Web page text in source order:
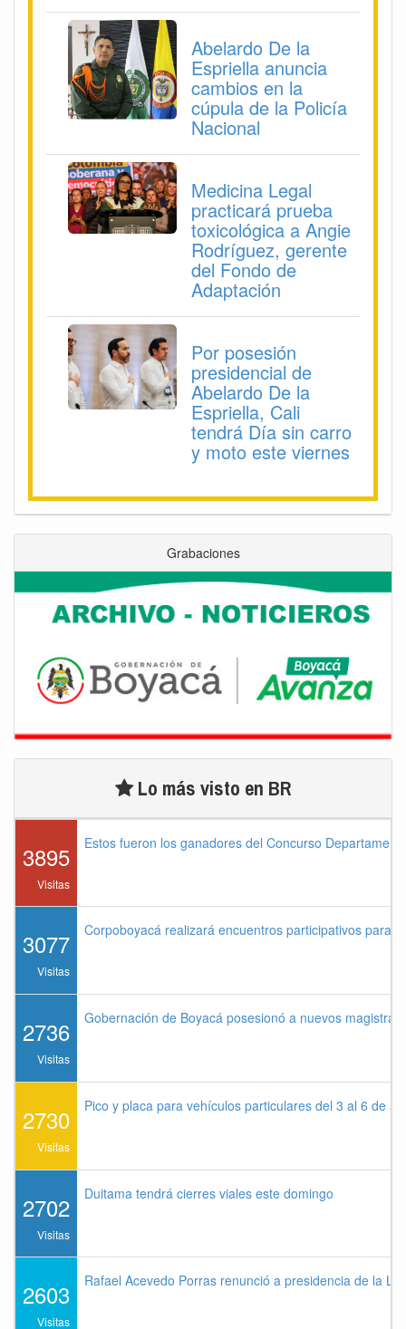
Abelardo De la
Espriella anuncia
cambios en la
cúpula de la Policía
Nacional
Medicina Legal
practicará prueba
toxicológica a Angie
Rodríguez, gerente
del Fondo de
Adaptación
Por posesión
presidencial de
Abelardo De la
Espriella, Cali
tendrá Día sin carro
y moto este viernes
Grabaciones
Lo más visto en BR
3895
Visitas
Estos fueron los ganadores del Concurso
3077
Visitas
Corpoboyacá realizará encuentros participativos para
2736
Visitas
Gobernación de Boyacá posesionó a nuevos
2730
Visitas
Pico y placa para vehículos particulares del 3 al 6 de
2702
Visitas
Duitama tendrá cierres viales este domingo
2603
Visitas
Rafael Acevedo Porras renunció a presidencia de la